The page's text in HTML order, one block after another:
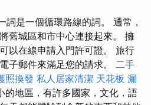
詞是一個循環路線的詞。 通常，
舊城區和市中心連接起來。 擁
以在線申請入門許可證。 旅行
子郵件來滿足您的請求。 二手
照換發 私人居家清潔 天花板 漏
的地區，有許多國家，文化，語